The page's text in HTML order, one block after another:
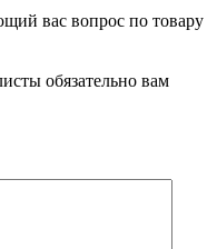
вас вопрос по товару
обязательно вам